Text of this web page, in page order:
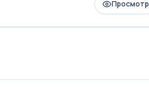
Просмотр